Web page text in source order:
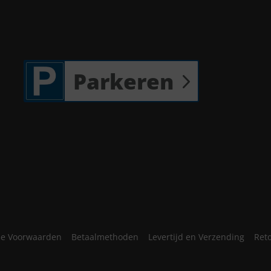
Parkeren
Voorwaarden Betaalmethoden Levertijd en Verzending